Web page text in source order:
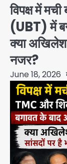
विपक्ष में
(UBT) में
क्या अखिलेश
नजर?
June 18, 2026